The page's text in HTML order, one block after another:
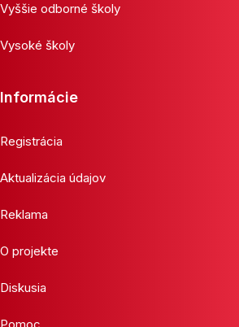
Vyššie odborné školy
Vysoké školy
Informácie
Registrácia
Aktualizácia údajov
Reklama
O projekte
Diskusia